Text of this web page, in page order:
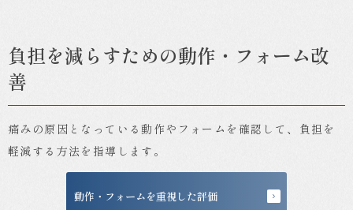
負担を減らすための動作・フォーム改
善
痛みの原因となっている動作やフォームを確認して、負担を
軽減する方法を指導します。
動作・フォームを重視した評価